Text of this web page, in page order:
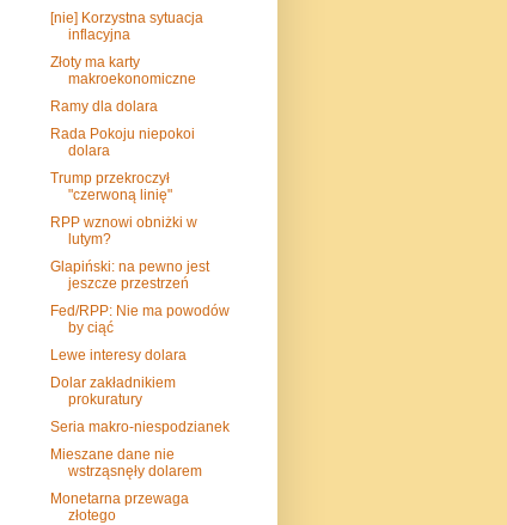
[nie] Korzystna sytuacja
inflacyjna
Złoty ma karty
makroekonomiczne
Ramy dla dolara
Rada Pokoju niepokoi
dolara
Trump przekroczył
"czerwoną linię"
RPP wznowi obniżki w
lutym?
Glapiński: na pewno jest
jeszcze przestrzeń
Fed/RPP: Nie ma powodów
by ciąć
Lewe interesy dolara
Dolar zakładnikiem
prokuratury
Seria makro-niespodzianek
Mieszane dane nie
wstrząsnęły dolarem
Monetarna przewaga
złotego